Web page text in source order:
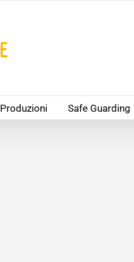
Produzioni Safe Guarding